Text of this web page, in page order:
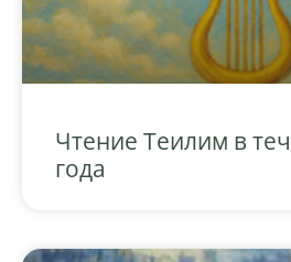
Чтение Теилим в
года